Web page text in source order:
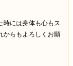
時には身体も心もス
からもよろしくお願